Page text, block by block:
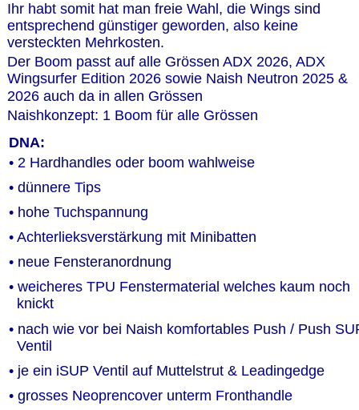
Ihr habt somit hat man freie Wahl, die Wings sind
entsprechend günstiger geworden, also keine
versteckten Mehrkosten.
Der Boom passt auf alle Grössen ADX 2026, ADX
Wingsurfer Edition 2026 sowie Naish Neutron 2025 &
2026 auch da in allen Grössen
Naishkonzept: 1 Boom für alle Grössen
DNA:
• 2 Hardhandles oder boom wahlweise
• dünnere Tips
• hohe Tuchspannung
• Achterlieksverstärkung mit Minibatten
• neue Fensteranordnung
• weicheres TPU Fenstermaterial welches kaum noch
  knickt
• nach wie vor bei Naish komfortables Push / Push
  Ventil
• je ein iSUP Ventil auf Muttelstrut & Leadingedge
• grosses Neoprencover unterm Fronthandle